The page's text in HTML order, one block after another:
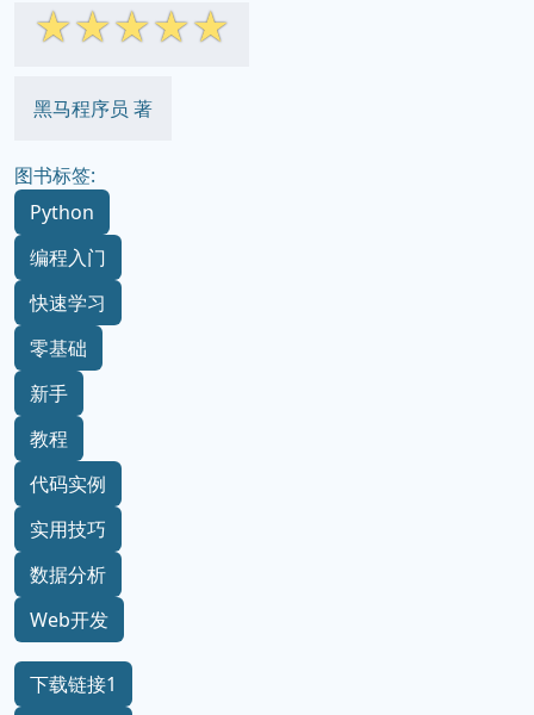
☆☆☆☆☆
黑马程序员 著
图书标签:
Python
编程入门
快速学习
零基础
新手
教程
代码实例
实用技巧
数据分析
Web开发
下载链接1